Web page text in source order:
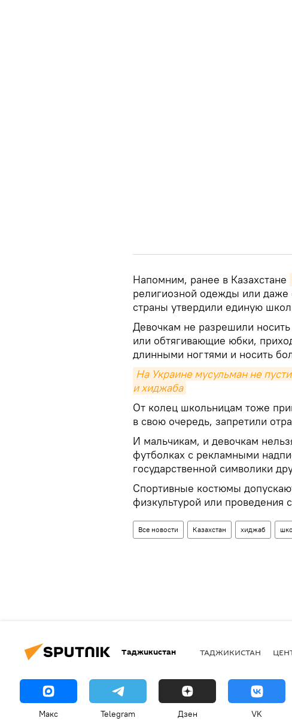
Напомним, ранее в Казахстане
религиозной одежды или даже
страны утвердили единую
Девочкам не разрешили
или обтягивающие юбки,
длинными ногтями и носить
На Украине мусульман не
и хиджаба
От колец школьницам тоже
в свою очередь, запретили
И мальчикам, и девочкам
футболках с рекламными
государственной символики
Спортивные костюмы
физкультурой или проведения
Все новости Казахстан хиджаб
Таджикистан ТАДЖИКИСТАН
Макс Telegram Дзен VK